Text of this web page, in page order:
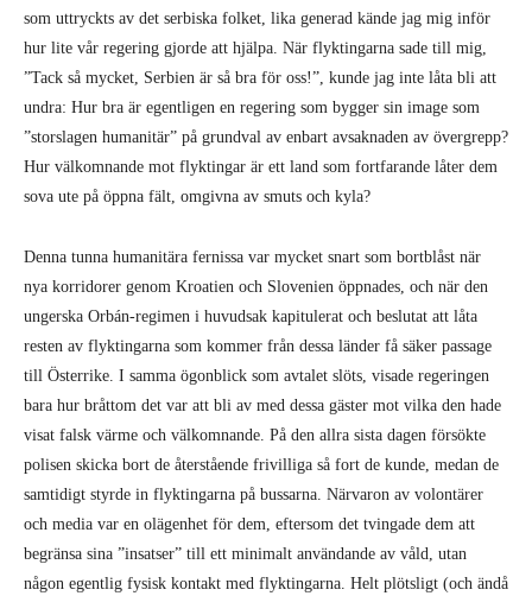
undra: Hur bra är egentligen en regering som bygger sin image som
”storslagen humanitär” på grundval av enbart avsaknaden av övergrepp?
Hur välkomnande mot flyktingar är ett land som fortfarande låter dem
sova ute på öppna fält, omgivna av smuts och kyla?
Denna tunna humanitära fernissa var mycket snart som bortblåst när
nya korridorer genom Kroatien och Slovenien öppnades, och när den
resten av flyktingarna som kommer från dessa länder få säker passage
till Österrike. I samma ögonblick som avtalet slöts, visade regeringen
bara hur bråttom det var att bli av med dessa gäster mot vilka den hade
visat falsk värme och välkomnande. På den allra sista dagen försökte
polisen skicka bort de återstående frivilliga så fort de kunde, medan de
samtidigt styrde in flyktingarna på bussarna. Närvaron av volontärer
och media var en olägenhet för dem, eftersom det tvingade dem att
begränsa sina ”insatser” till ett minimalt användande av våld, utan
någon egentlig fysisk kontakt med flyktingarna. Helt plötsligt (och ändå
helt förväntat), släpptes artiga och samarbetsvilliga män loss och
förvandlades till oförskämda och hotfulla vakthundar för regimen,
rytande och skällande på alla de sprang in i. Eftersom jag var en av de